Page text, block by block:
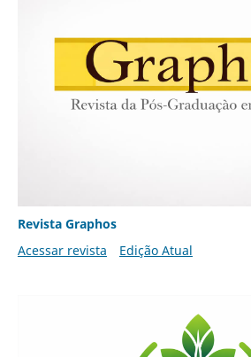
Revista Graphos
Acessar revista
Edição Atual